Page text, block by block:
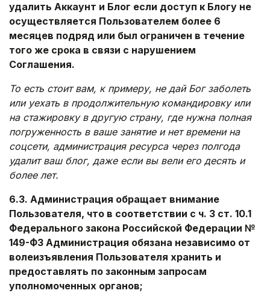
удалить Аккаунт и Блог если доступ к Блогу не
осуществляется Пользователем более 6
месяцев подряд или был ограничен в течение
того же срока в связи с нарушением
Соглашения.
То есть стоит вам, к примеру, не дай Бог заболеть
или уехать в продолжительную командировку или
на стажировку в другую страну, где нужна полная
погруженность в ваше занятие и нет времени на
соцсети, администрация ресурса через полгода
удалит ваш блог, даже если вы вели его десять и
более лет.
6.3. Администрация обращает внимание
Пользователя, что в соответствии с ч. 3 ст. 10.1
Федерального закона Российской Федерации №
149-ФЗ Администрация обязана независимо от
волеизъявления Пользователя хранить и
предоставлять по законным запросам
уполномоченных органов;